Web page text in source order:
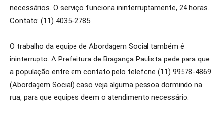
necessários. O serviço funciona ininterruptamente, 24 horas.
Contato: (11) 4035-2785.
O trabalho da equipe de Abordagem Social também é
ininterrupto. A Prefeitura de Bragança Paulista pede para que
a população entre em contato pelo telefone (11) 99578-4869
(Abordagem Social) caso veja alguma pessoa dormindo na
rua, para que equipes deem o atendimento necessário.